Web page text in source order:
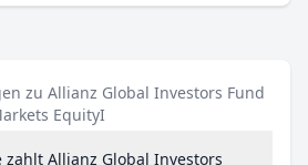
zu Allianz Global Investors Fund
EquityI
zahlt Allianz Global Investors